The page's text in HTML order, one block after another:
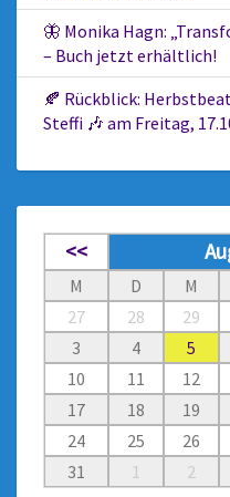
🦋 Monika Hagn:
– Buch jetzt erhältlich!
🍂 Rückblick:
Steffi 🎶 am Freitag,
<<
M D M
27
28 29
3
4 5
10
11 12
17
18 19
24
25 26
31
1 2